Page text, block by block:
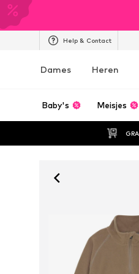
Help & Contact
Dames Heren
Baby's Meisjes